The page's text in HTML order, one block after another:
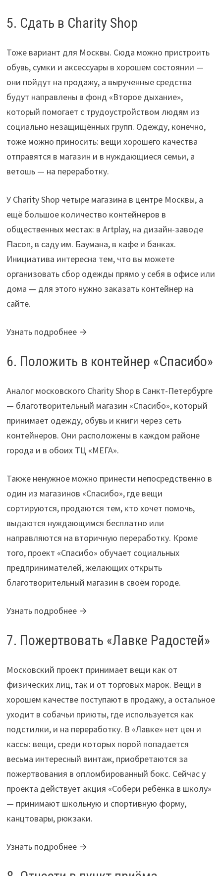
5. Сдать в Charity Shop
Тоже вариант для Москвы. Сюда можно пристроить
обувь, сумки и аксессуары в хорошем состоянии —
они пойдут на продажу, а вырученные средства
будут направлены в фонд «Второе дыхание»,
который помогает с трудоустройством людям из
социально незащищённых групп. Одежду, конечно,
тоже можно приносить: вещи хорошего качества
отправятся в магазин и в нуждающиеся семьи, а
ветошь — на переработку.
У Charity Shop четыре магазина в центре Москвы, а
ещё большое количество контейнеров в
общественных местах: в Artplay, на дизайн-заводе
Flacon, в саду им. Баумана, в кафе и банках.
Инициатива интересна тем, что вы можете
организовать сбор одежды прямо у себя в офисе или
дома — для этого нужно заказать контейнер на
сайте.
Узнать подробнее →
6. Положить в контейнер «Спасибо»
Аналог московского Charity Shop в Санкт-Петербурге
— благотворительный магазин «Спасибо», который
принимает одежду, обувь и книги через сеть
контейнеров. Они расположены в каждом районе
города и в обоих ТЦ «МЕГА».
Также ненужное можно принести непосредственно в
один из магазинов «Спасибо», где вещи
сортируются, продаются тем, кто хочет помочь,
выдаются нуждающимся бесплатно или
направляются на вторичную переработку. Кроме
того, проект «Спасибо» обучает социальных
предпринимателей, желающих открыть
благотворительный магазин в своём городе.
Узнать подробнее →
7. Пожертвовать «Лавке Радостей»
Московский проект принимает вещи как от
физических лиц, так и от торговых марок. Вещи в
хорошем качестве поступают в продажу, а остальное
уходит в собачьи приюты, где используется как
подстилки, и на переработку. В «Лавке» нет цен и
кассы: вещи, среди которых порой попадается
весьма интересный винтаж, приобретаются за
пожертвования в опломбированный бокс. Сейчас у
проекта действует акция «Собери ребёнка в школу»
— принимают школьную и спортивную форму,
канцтовары, рюкзаки.
Узнать подробнее →